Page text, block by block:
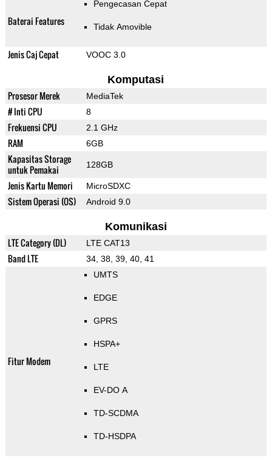
Baterai Features
Pengecasan Cepat
Tidak Amovible
Jenis Caj Cepat VOOC 3.0
Komputasi
Prosesor Merek MediaTek
# Inti CPU 8
Frekuensi CPU 2.1 GHz
RAM 6GB
Kapasitas Storage
untuk Pemakai
128GB
Jenis Kartu Memori MicroSDXC
Sistem Operasi (OS) Android 9.0
Komunikasi
LTE Category (DL) LTE CAT13
Band LTE 34, 38, 39, 40, 41
Fitur Modem
UMTS
EDGE
GPRS
HSPA+
LTE
EV-DO A
TD-SCDMA
TD-HSDPA